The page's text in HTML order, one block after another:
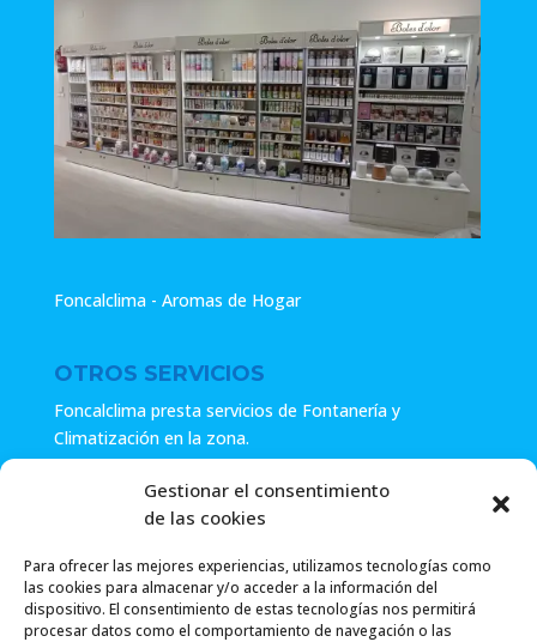
Gestionar el consentimiento
de las cookies
Para ofrecer las mejores experiencias, utilizamos tecnologías como
las cookies para almacenar y/o acceder a la información del
dispositivo. El consentimiento de estas tecnologías nos permitirá
procesar datos como el comportamiento de navegación o las
Foncalclima - Aromas de Hogar
OTROS SERVICIOS
Foncalclima presta servicios de Fontanería y
Climatización en la zona.
Especialistas en sistemas de Osmosis.
Pide presupuesto sin compromiso o llámanos y haz tu
consulta.